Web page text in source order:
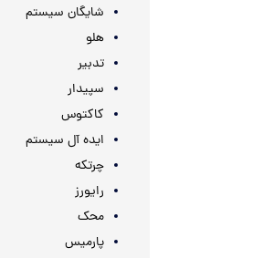
شایگان سیستم
هلو
تدبیر
سپیدار
کاکتوس
ایده آل سیستم
چرتکه
رایورز
محک
پارمیس